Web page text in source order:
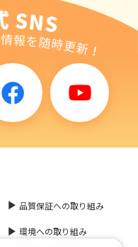
品質保証への取り組み
環境への取り組み